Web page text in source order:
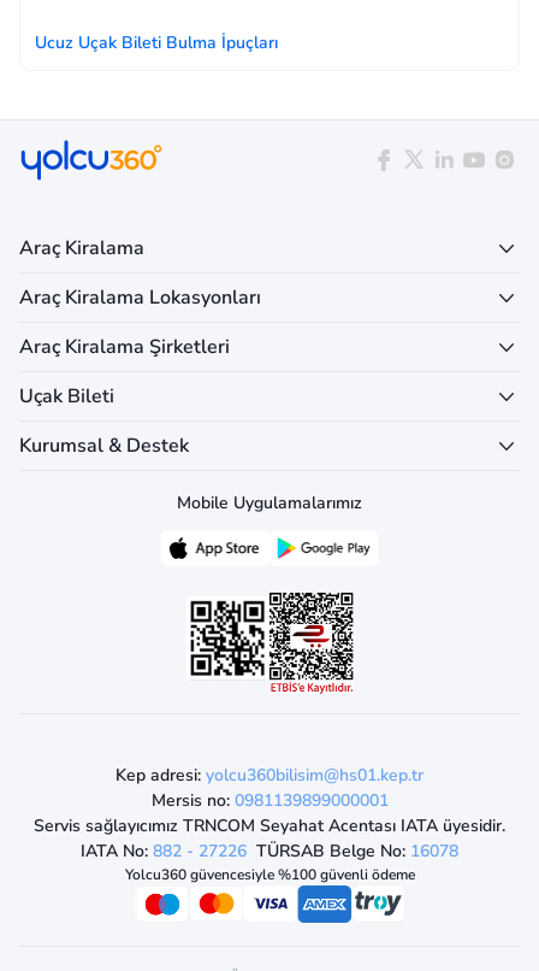
Ucuz Uçak Bileti Bulma İpuçları
Araç Kiralama
Araç Kiralama Lokasyonları
Araç Kiralama Şirketleri
Uçak Bileti
Kurumsal & Destek
Mobile Uygulamalarımız
Kep adresi: yolcu360bilisim@hs01.kep.tr
Mersis no: 0981139899000001
Servis sağlayıcımız TRNCOM Seyahat Acentası IATA üyesidir.
IATA No: 882 - 27226 TÜRSAB Belge No: 16078
Yolcu360 güvencesiyle %100 güvenli ödeme